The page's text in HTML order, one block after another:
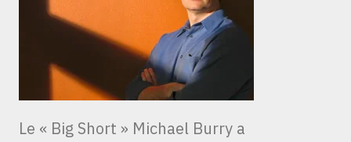
Le « Big Short » Michael Burry a